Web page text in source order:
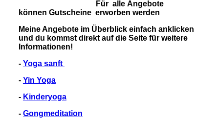
Für alle Angebote
können Gutscheine erworben werden
Meine Angebote im Überblick einfach anklicken
und du kommst direkt auf die Seite für weitere
Informationen!
- Yoga sanft
- Yin Yoga
- Kinderyoga
- Gongmeditation